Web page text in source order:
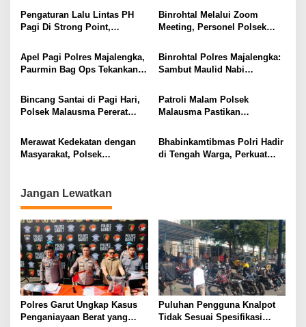
Pengaturan Lalu Lintas PH
Pagi Di Strong Point,
Layani Masyarakat
Binrohtal Melalui Zoom
Meeting, Personel Polsek
dan Integritas dalam
Pelaksanaan Tugas
Apel Pagi Polres Majalengka,
Paurmin Bag Ops Tekankan
Personel
Binrohtal Polres Majalengka:
Sambut Maulid Nabi
Tingkatkan Keimanan dan
Profesionalisme
Bincang Santai di Pagi Hari,
Polsek Malausma Pererat
Masyarakat di Desa Sukadana
Patroli Malam Polsek
Malausma Pastikan
Masyarakat Tetap Terjaga
Merawat Kedekatan dengan
Masyarakat, Polsek
Bhabinkamtibmas Polri Hadir
di Tengah Warga, Perkuat
Jangan Lewatkan
Polres Garut Ungkap Kasus
Penganiayaan Berat yang
Puluhan Pengguna Knalpot
Tidak Sesuai Spesifikasi